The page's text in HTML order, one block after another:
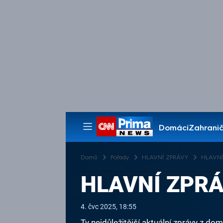
Domácí
Pořady
Domů Pořady HLAVNÍ ZPRÁVY
HLAVNÍ
4. čvc 2025, 18:55